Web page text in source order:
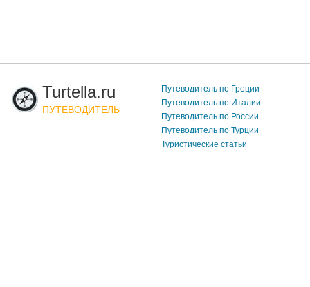
Turtella.ru
ПУТЕВОДИТЕЛЬ
Путеводитель по Греции
Путеводитель по Италии
Путеводитель по России
Путеводитель по Турции
Туристические статьи